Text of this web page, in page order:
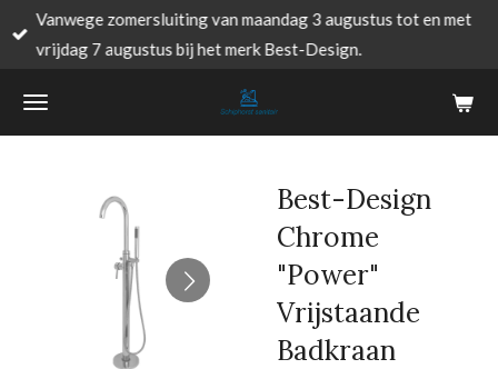
Ga
direct
de
Vanwege zomersluiting van maandag 3 augustus tot en met
vrijdag 7 augustus bij het merk Best-Design.
Best-Design
Chrome
"Power"
Vrijstaande
Badkraan